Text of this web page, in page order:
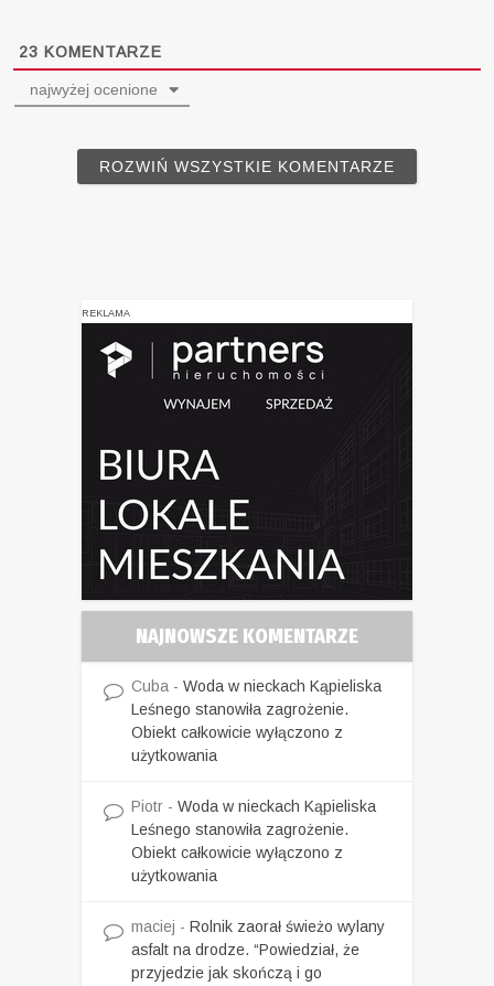
23 KOMENTARZE
najwyżej ocenione
ROZWIŃ WSZYSTKIE KOMENTARZE
REKLAMA
NAJNOWSZE KOMENTARZE
Cuba - Woda w nieckach Kąpieliska
Leśnego stanowiła zagrożenie.
Obiekt całkowicie wyłączono z
użytkowania
Piotr - Woda w nieckach Kąpieliska
Leśnego stanowiła zagrożenie.
Obiekt całkowicie wyłączono z
użytkowania
maciej - Rolnik zaorał świeżo wylany
asfalt na drodze. “Powiedział, że
przyjedzie jak skończą i go